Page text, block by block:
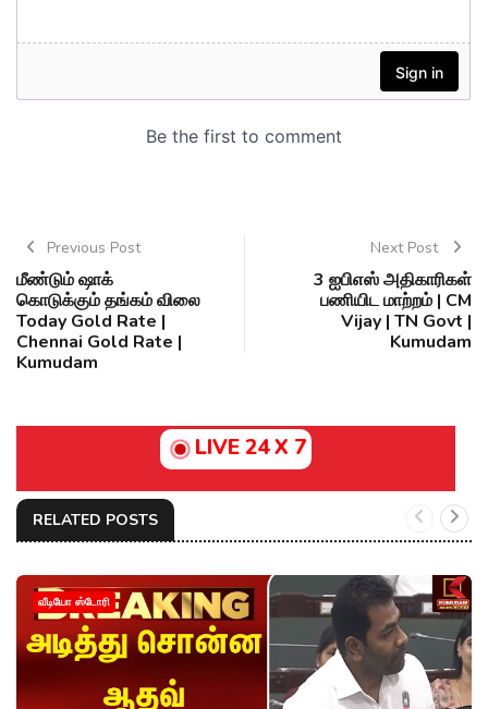
Previous Post
மீண்டும் ஷாக்
கொடுக்கும் தங்கம் விலை
Today Gold Rate |
Chennai Gold Rate |
Kumudam
Next Post
3 ஐபிஎஸ் அதிகாரிகள்
பணியிட மாற்றம் | CM
Vijay | TN Govt |
Kumudam
LIVE 24 X 7
RELATED POSTS
வீடியோ ஸ்டோரி